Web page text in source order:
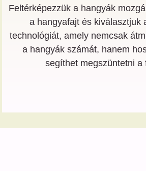
Feltérképezzük a hangyák
a hangyafajt és kiválasztjuk
technológiát, amely nemcsak
a hangyák számát, hanem
segíthet megszüntetni a